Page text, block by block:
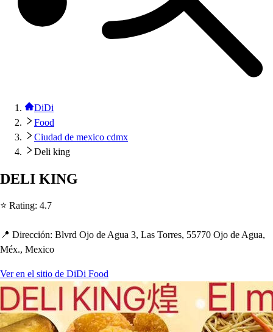
DiDi
Food
Ciudad de mexico cdmx
Deli king
DELI KING
⭐ Rating: 4.7
📍 Dirección: Blvrd Ojo de Agua 3, Las Torres, 55770 Ojo de Agua,
Méx., Mexico
Ver en el sitio de DiDi Food